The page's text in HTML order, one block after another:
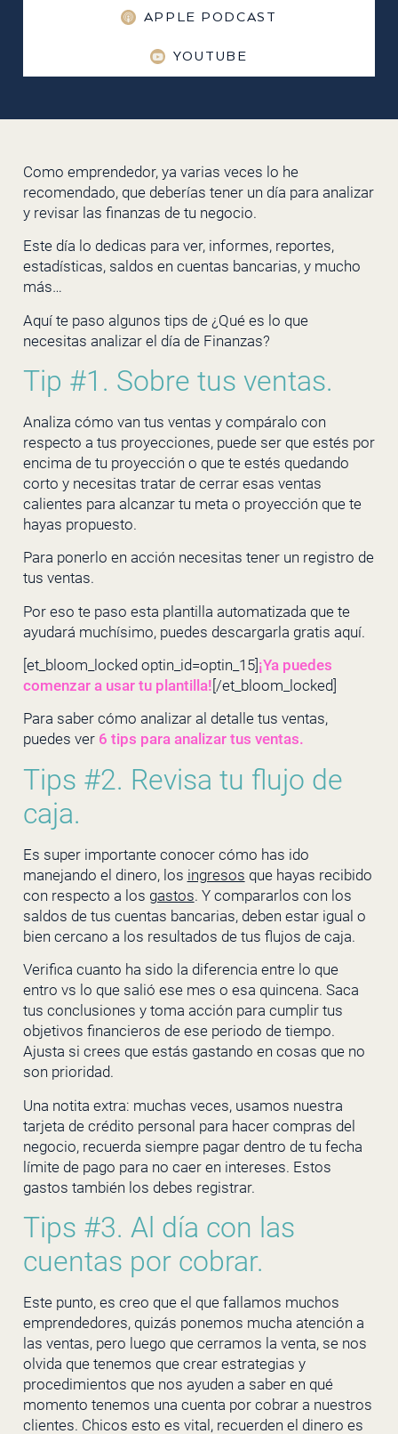
APPLE PODCAST
YOUTUBE
Como emprendedor, ya varias veces lo he
recomendado, que deberías tener un día para analizar
y revisar las finanzas de tu negocio.
Este día lo dedicas para ver, informes, reportes,
estadísticas, saldos en cuentas bancarias, y mucho
más…
Aquí te paso algunos tips de ¿Qué es lo que
necesitas analizar el día de Finanzas?
Tip #1. Sobre tus ventas.
Analiza cómo van tus ventas y compáralo con
respecto a tus proyecciones, puede ser que estés por
encima de tu proyección o que te estés quedando
corto y necesitas tratar de cerrar esas ventas
calientes para alcanzar tu meta o proyección que te
hayas propuesto.
Para ponerlo en acción necesitas tener un registro de
tus ventas.
Por eso te paso esta plantilla automatizada que te
ayudará muchísimo, puedes descargarla gratis aquí.
[et_bloom_locked optin_id=optin_15] ¡Ya puedes
comenzar a usar tu plantilla! [/et_bloom_locked]
Para saber cómo analizar al detalle tus ventas,
puedes ver 6 tips para analizar tus ventas.
Tips #2. Revisa tu flujo de
caja.
Es super importante conocer cómo has ido
manejando el dinero, los ingresos que hayas recibido
con respecto a los gastos. Y compararlos con los
saldos de tus cuentas bancarias, deben estar igual o
bien cercano a los resultados de tus flujos de caja.
Verifica cuanto ha sido la diferencia entre lo que
entro vs lo que salió ese mes o esa quincena. Saca
tus conclusiones y toma acción para cumplir tus
objetivos financieros de ese periodo de tiempo.
Ajusta si crees que estás gastando en cosas que no
son prioridad.
Una notita extra: muchas veces, usamos nuestra
tarjeta de crédito personal para hacer compras del
negocio, recuerda siempre pagar dentro de tu fecha
límite de pago para no caer en intereses. Estos
gastos también los debes registrar.
Tips #3. Al día con las
cuentas por cobrar.
Este punto, es creo que el que fallamos muchos
emprendedores, quizás ponemos mucha atención a
las ventas, pero luego que cerramos la venta, se nos
olvida que tenemos que crear estrategias y
procedimientos que nos ayuden a saber en qué
momento tenemos una cuenta por cobrar a nuestros
clientes. Chicos esto es vital, recuerden el dinero es